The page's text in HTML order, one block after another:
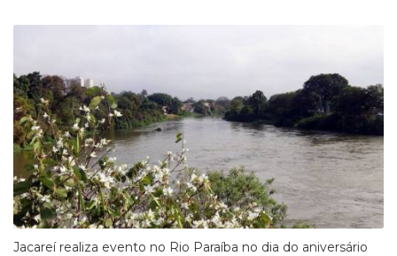
Jacareí realiza evento no Rio Paraíba no dia do aniversário